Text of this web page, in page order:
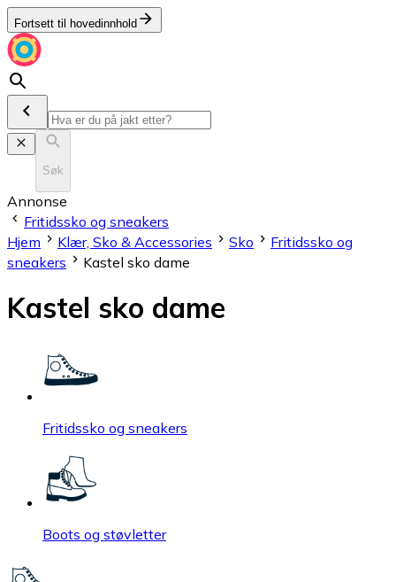
Fortsett til hovedinnhold
Søk
Annonse
Fritidssko og sneakers
Hjem
Klær, Sko & Accessories Sko
Fritidssko og
sneakers
Kastel sko dame
Kastel sko dame
Fritidssko og sneakers
Boots og støvletter